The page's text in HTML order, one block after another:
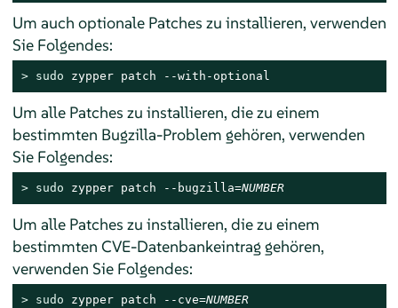
Um auch optionale Patches zu installieren, verwenden
Sie Folgendes:
> sudo zypper patch --with-optional
Um alle Patches zu installieren, die zu einem
bestimmten Bugzilla-Problem gehören, verwenden
Sie Folgendes:
> sudo zypper patch --bugzilla=NUMBER
Um alle Patches zu installieren, die zu einem
bestimmten CVE-Datenbankeintrag gehören,
verwenden Sie Folgendes:
> sudo zypper patch --cve=NUMBER